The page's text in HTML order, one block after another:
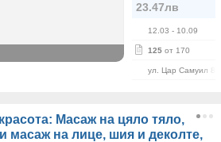
23.47лв
12.03 - 10.09
125 от 170
ул. Цар Самуил 84
Масаж на цяло тяло,
масаж на лице, шия и деколте,